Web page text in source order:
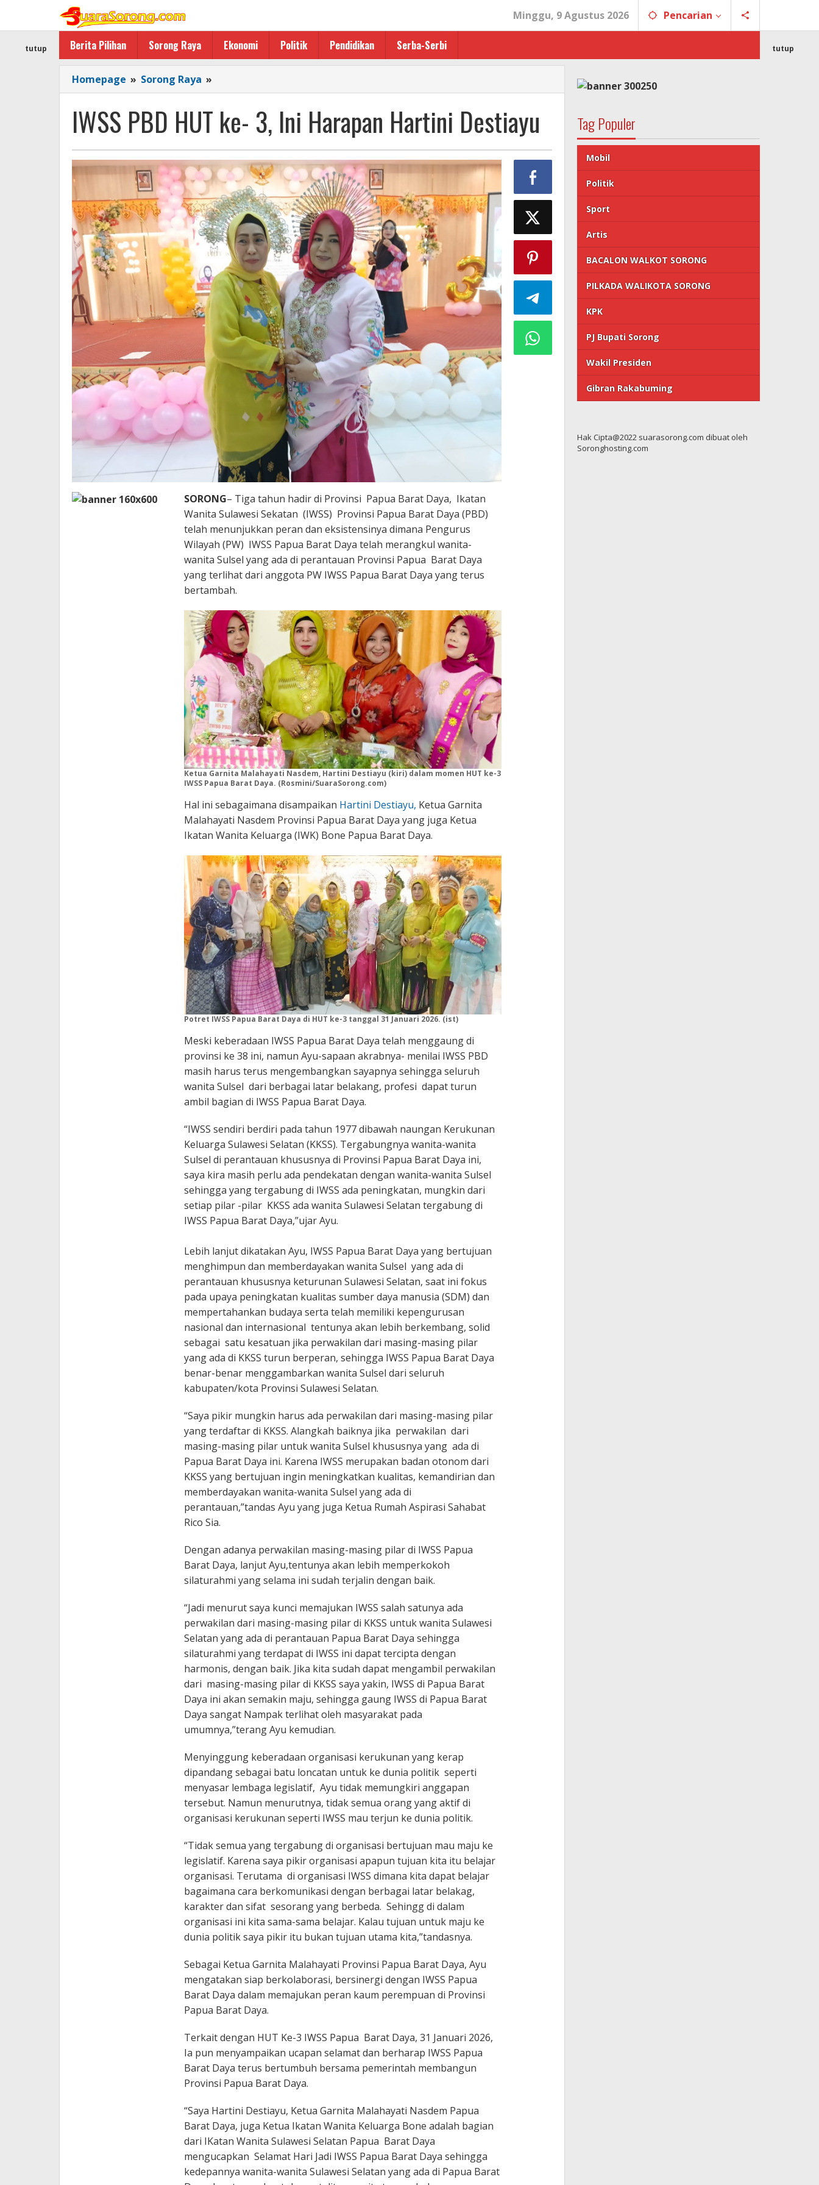
Minggu, 9 Agustus 2026 Pencarian
Berita Pilihan Sorong Raya Ekonomi Politik Pendidikan Serba-Serbi
tutup tutup
Homepage » Sorong Raya »
PBD
ke-
3,
Ini
Harapan
Hartini
Destiayu
IWSS PBD HUT ke- 3, Ini Harapan Hartini Destiayu
SORONG– Tiga tahun hadir di Provinsi Papua Barat Daya, Ikatan
Wanita Sulawesi Sekatan (IWSS) Provinsi Papua Barat Daya (PBD)
telah menunjukkan peran dan eksistensinya dimana Pengurus
Wilayah (PW) IWSS Papua Barat Daya telah merangkul wanita-
wanita Sulsel yang ada di perantauan Provinsi Papua Barat Daya
yang terlihat dari anggota PW IWSS Papua Barat Daya yang terus
bertambah.
Ketua Garnita Malahayati Nasdem, Hartini Destiayu (kiri) dalam momen HUT ke-3
IWSS Papua Barat Daya. (Rosmini/SuaraSorong.com)
Hal ini sebagaimana disampaikan Hartini Destiayu, Ketua Garnita
Malahayati Nasdem Provinsi Papua Barat Daya yang juga Ketua
Ikatan Wanita Keluarga (IWK) Bone Papua Barat Daya.
Potret IWSS Papua Barat Daya di HUT ke-3 tanggal 31 Januari 2026. (ist)
Meski keberadaan IWSS Papua Barat Daya telah menggaung di
provinsi ke 38 ini, namun Ayu-sapaan akrabnya- menilai IWSS PBD
masih harus terus mengembangkan sayapnya sehingga seluruh
wanita Sulsel dari berbagai latar belakang, profesi dapat turun
ambil bagian di IWSS Papua Barat Daya.
“IWSS sendiri berdiri pada tahun 1977 dibawah naungan Kerukunan
Keluarga Sulawesi Selatan (KKSS). Tergabungnya wanita-wanita
Sulsel di perantauan khususnya di Provinsi Papua Barat Daya ini,
saya kira masih perlu ada pendekatan dengan wanita-wanita Sulsel
sehingga yang tergabung di IWSS ada peningkatan, mungkin dari
setiap pilar -pilar KKSS ada wanita Sulawesi Selatan tergabung di
IWSS Papua Barat Daya,”ujar Ayu.
Lebih lanjut dikatakan Ayu, IWSS Papua Barat Daya yang bertujuan
menghimpun dan memberdayakan wanita Sulsel yang ada di
perantauan khususnya keturunan Sulawesi Selatan, saat ini fokus
pada upaya peningkatan kualitas sumber daya manusia (SDM) dan
mempertahankan budaya serta telah memiliki kepengurusan
nasional dan internasional tentunya akan lebih berkembang, solid
sebagai satu kesatuan jika perwakilan dari masing-masing pilar
yang ada di KKSS turun berperan, sehingga IWSS Papua Barat Daya
benar-benar menggambarkan wanita Sulsel dari seluruh
kabupaten/kota Provinsi Sulawesi Selatan.
“Saya pikir mungkin harus ada perwakilan dari masing-masing pilar
yang terdaftar di KKSS. Alangkah baiknya jika perwakilan dari
masing-masing pilar untuk wanita Sulsel khususnya yang ada di
Papua Barat Daya ini. Karena IWSS merupakan badan otonom dari
KKSS yang bertujuan ingin meningkatkan kualitas, kemandirian dan
memberdayakan wanita-wanita Sulsel yang ada di
perantauan,”tandas Ayu yang juga Ketua Rumah Aspirasi Sahabat
Rico Sia.
Dengan adanya perwakilan masing-masing pilar di IWSS Papua
Barat Daya, lanjut Ayu,tentunya akan lebih memperkokoh
silaturahmi yang selama ini sudah terjalin dengan baik.
“Jadi menurut saya kunci memajukan IWSS salah satunya ada
perwakilan dari masing-masing pilar di KKSS untuk wanita Sulawesi
Selatan yang ada di perantauan Papua Barat Daya sehingga
silaturahmi yang terdapat di IWSS ini dapat tercipta dengan
harmonis, dengan baik. Jika kita sudah dapat mengambil perwakilan
dari masing-masing pilar di KKSS saya yakin, IWSS di Papua Barat
Daya ini akan semakin maju, sehingga gaung IWSS di Papua Barat
Daya sangat Nampak terlihat oleh masyarakat pada
umumnya,”terang Ayu kemudian.
Menyinggung keberadaan organisasi kerukunan yang kerap
dipandang sebagai batu loncatan untuk ke dunia politik seperti
menyasar lembaga legislatif, Ayu tidak memungkiri anggapan
tersebut. Namun menurutnya, tidak semua orang yang aktif di
organisasi kerukunan seperti IWSS mau terjun ke dunia politik.
“Tidak semua yang tergabung di organisasi bertujuan mau maju ke
legislatif. Karena saya pikir organisasi apapun tujuan kita itu belajar
organisasi. Terutama di organisasi IWSS dimana kita dapat belajar
bagaimana cara berkomunikasi dengan berbagai latar belakag,
karakter dan sifat sesorang yang berbeda. Sehingg di dalam
organisasi ini kita sama-sama belajar. Kalau tujuan untuk maju ke
dunia politik saya pikir itu bukan tujuan utama kita,”tandasnya.
Sebagai Ketua Garnita Malahayati Provinsi Papua Barat Daya, Ayu
mengatakan siap berkolaborasi, bersinergi dengan IWSS Papua
Barat Daya dalam memajukan peran kaum perempuan di Provinsi
Papua Barat Daya.
Terkait dengan HUT Ke-3 IWSS Papua Barat Daya, 31 Januari 2026,
Ia pun menyampaikan ucapan selamat dan berharap IWSS Papua
Barat Daya terus bertumbuh bersama pemerintah membangun
Provinsi Papua Barat Daya.
“Saya Hartini Destiayu, Ketua Garnita Malahayati Nasdem Papua
Barat Daya, juga Ketua Ikatan Wanita Keluarga Bone adalah bagian
dari IKatan Wanita Sulawesi Selatan Papua Barat Daya
mengucapkan Selamat Hari Jadi IWSS Papua Barat Daya sehingga
kedepannya wanita-wanita Sulawesi Selatan yang ada di Papua Barat
Tag Populer
Mobil
Politik
Sport
Artis
BACALON WALKOT SORONG
PILKADA WALIKOTA SORONG
KPK
PJ Bupati Sorong
Wakil Presiden
Gibran Rakabuming
Hak Cipta@2022 suarasorong.com dibuat oleh
Soronghosting.com